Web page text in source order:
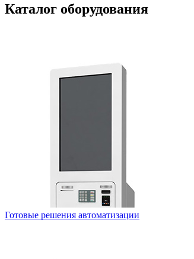
Каталог оборудования
Готовые решения автоматизации